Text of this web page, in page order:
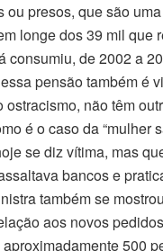
ou presos, que são
longe dos 39 mil que
consumiu, de 2002 a
pensão também é
ostracismo, não têm
é o caso da “mulher
se diz vítima, mas
bancos e
também se
aos novos
500